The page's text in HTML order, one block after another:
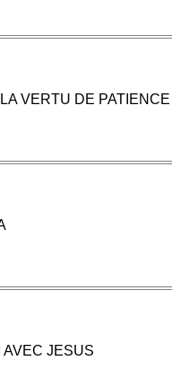
VERTU DE PATIENCE
JESUS